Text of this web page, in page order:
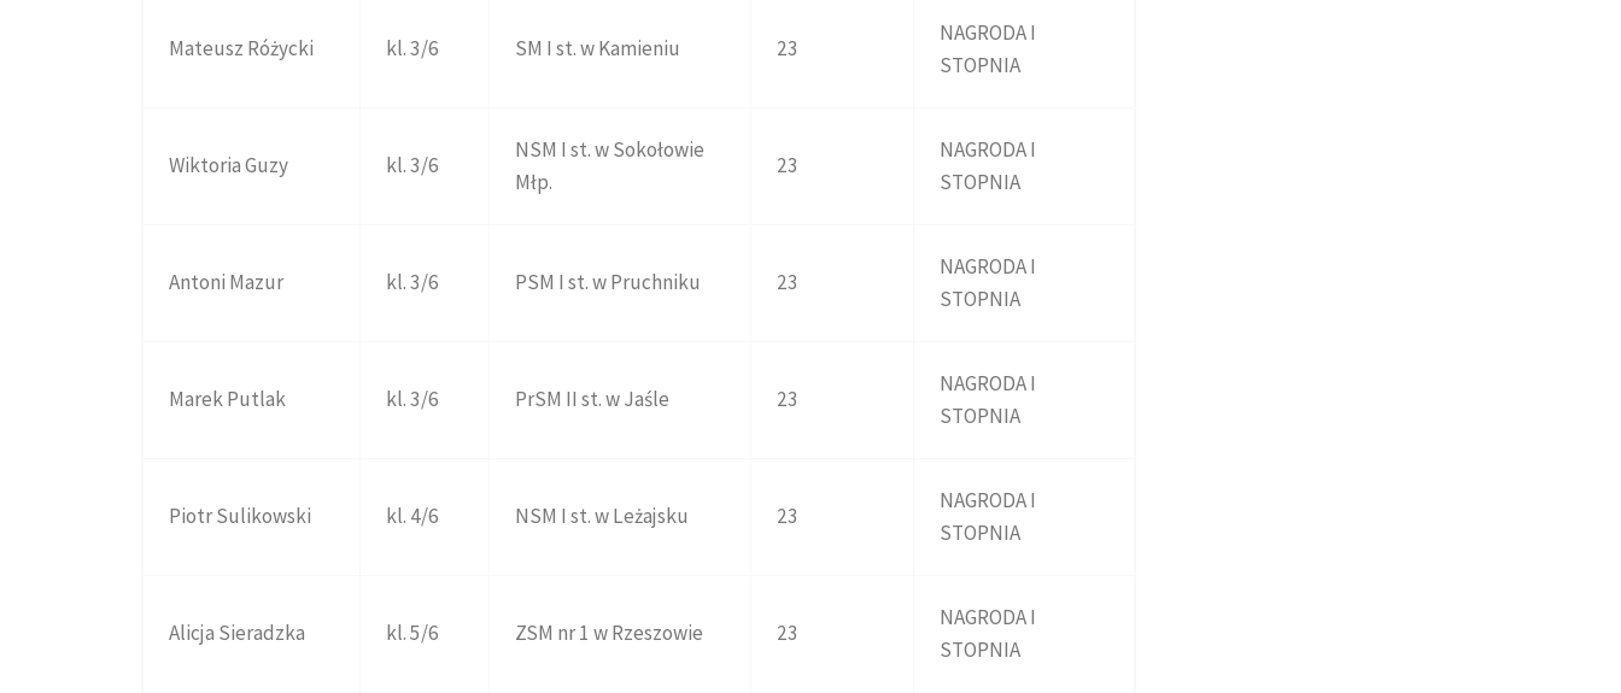
Mateusz Różycki kl. 3/6 SM I st. w Kamieniu 23
NAGRODA I
STOPNIA
Wiktoria Guzy kl. 3/6
NSM I st. w Sokołowie
Młp.
23
NAGRODA I
STOPNIA
Antoni Mazur kl. 3/6 PSM I st. w Pruchniku 23
NAGRODA I
STOPNIA
Marek Putlak kl. 3/6 PrSM II st. w Jaśle 23
NAGRODA I
STOPNIA
Piotr Sulikowski kl. 4/6 NSM I st. w Leżajsku 23
NAGRODA I
STOPNIA
Alicja Sieradzka kl. 5/6 ZSM nr 1 w Rzeszowie 23
NAGRODA I
STOPNIA